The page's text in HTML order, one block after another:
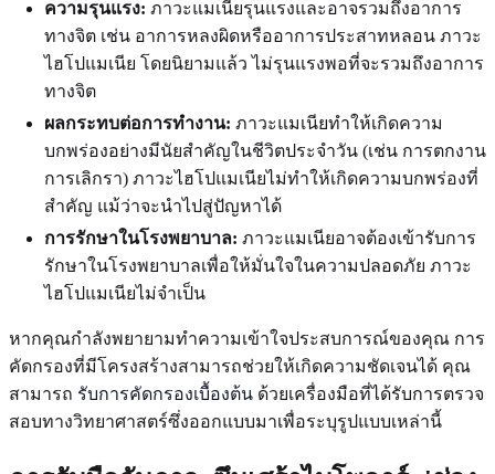
ความรุนแรง: ภาวะแมเนียรุนแรงและอาจรวมถึงอาการ
ทางจิต เช่น อาการหลงผิดหรืออาการประสาทหลอน ภาวะ
ไฮโปแมเนีย โดยนิยามแล้ว ไม่รุนแรงพอที่จะรวมถึงอาการ
ทางจิต
ผลกระทบต่อการทำงาน: ภาวะแมเนียทำให้เกิดความ
บกพร่องอย่างมีนัยสำคัญในชีวิตประจำวัน (เช่น การตกงาน
การเลิกรา) ภาวะไฮโปแมเนียไม่ทำให้เกิดความบกพร่องที่
สำคัญ แม้ว่าจะนำไปสู่ปัญหาได้
การรักษาในโรงพยาบาล: ภาวะแมเนียอาจต้องเข้ารับการ
รักษาในโรงพยาบาลเพื่อให้มั่นใจในความปลอดภัย ภาวะ
ไฮโปแมเนียไม่จำเป็น
หากคุณกำลังพยายามทำความเข้าใจประสบการณ์ของคุณ การ
คัดกรองที่มีโครงสร้างสามารถช่วยให้เกิดความชัดเจนได้ คุณ
สามารถ รับการคัดกรองเบื้องต้น ด้วยเครื่องมือที่ได้รับการตรวจ
สอบทางวิทยาศาสตร์ซึ่งออกแบบมาเพื่อระบุรูปแบบเหล่านี้